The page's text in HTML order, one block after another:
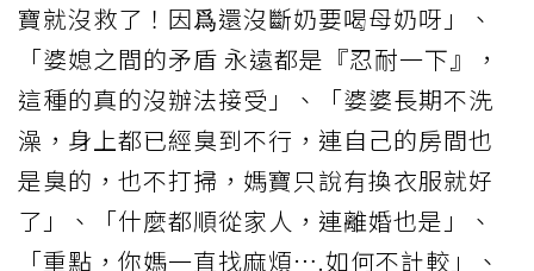
寶就沒救了！因爲還沒斷奶要喝母奶呀」、
「婆媳之間的矛盾 永遠都是『忍耐一下』，
這種的真的沒辦法接受」、「婆婆長期不洗
澡，身上都已經臭到不行，連自己的房間也
是臭的，也不打掃，媽寶只說有換衣服就好
了」、「什麼都順從家人，連離婚也是」、
「重點，你媽一直找麻煩….如何不計較」、